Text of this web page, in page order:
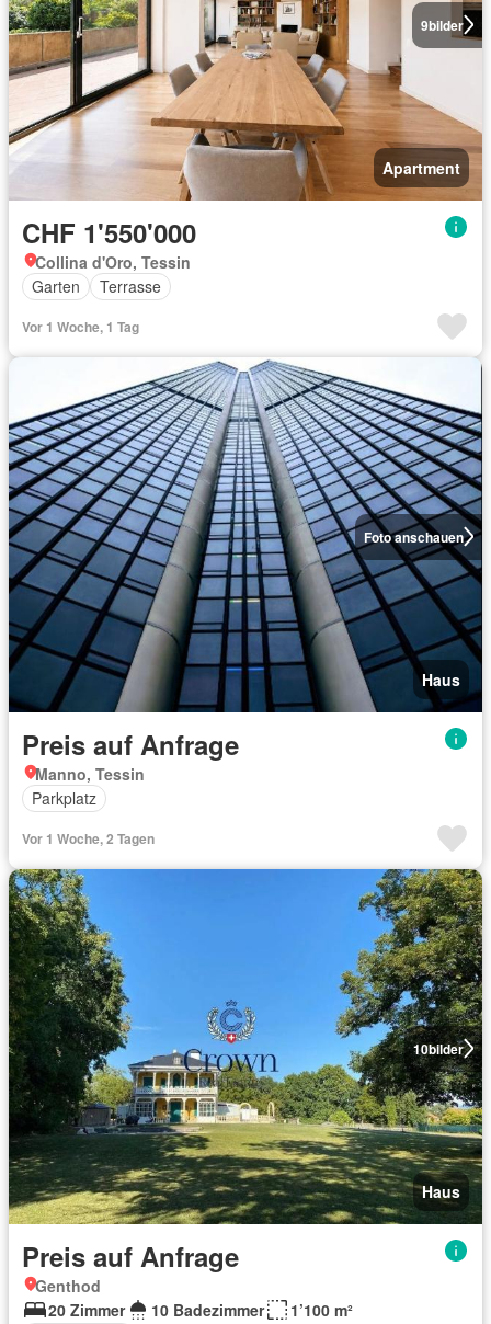
9bilder
Apartment
CHF 1'550'000
Collina d'Oro, Tessin
Garten
Terrasse
Vor 1 Woche, 1 Tag
Foto anschauen
Haus
Preis auf Anfrage
Manno, Tessin
Parkplatz
Vor 1 Woche, 2 Tagen
10bilder
Haus
Preis auf Anfrage
Genthod
20 Zimmer
10 Badezimmer
1’100 m²